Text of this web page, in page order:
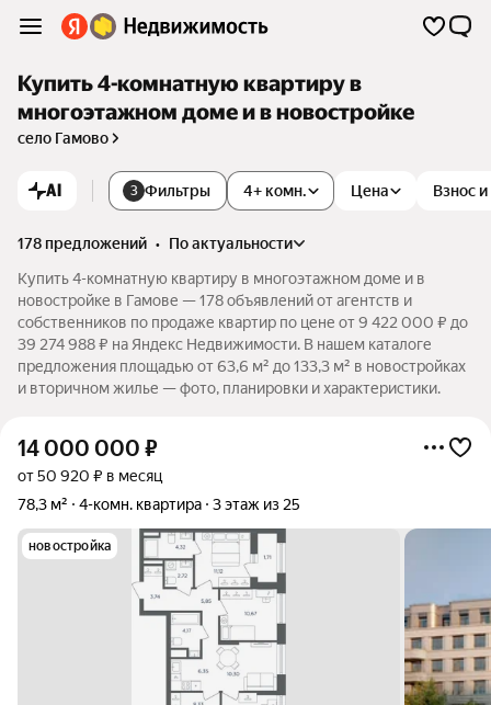
Купить 4-комнатную квартиру в
многоэтажном доме и в новостройке
село Гамово
AI 3 Фильтры Цена Взнос
4+ комн.
178 предложений •
по актуальности
Купить 4-комнатную квартиру в многоэтажном доме и в
новостройке в Гамове — 178 объявлений от агентств и
собственников по продаже квартир по цене от 9 422 000 ₽ до
39 274 988 ₽ на Яндекс Недвижимости. В нашем каталоге
предложения площадью от 63,6 м² до 133,3 м² в новостройках
и вторичном жилье — фото, планировки и характеристики.
14 000 000 ₽
от 50 920 ₽ в месяц
78,3 м²
4-комн. квартира 3 этаж из 25
новостройка